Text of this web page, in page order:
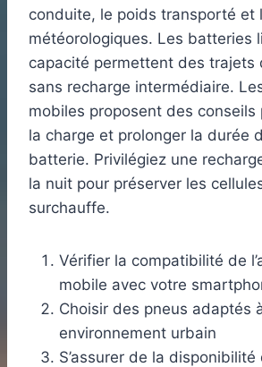
conduite, le poids transporté et
météorologiques. Les batteries
capacité permettent des trajets
sans recharge intermédiaire.
mobiles proposent des conseils
la charge et prolonger la durée
batterie. Privilégiez une
la nuit pour préserver les
surchauffe.
Vérifier la compatibilité de
mobile avec votre
Choisir des pneus adaptés
environnement urbain
S’assurer de la disponibilité